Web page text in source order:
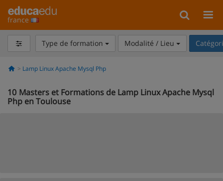
france
Type de formation Modalité / Lieu
Lamp Linux Apache Mysql Php
10 Masters et Formations de Lamp Linux Apache Mysql
Php en Toulouse